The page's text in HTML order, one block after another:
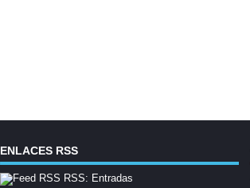
ENLACES RSS
RSS: Entradas